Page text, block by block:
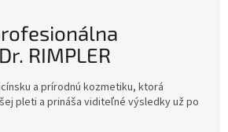
RIMPLER
a prírodnú kozmetiku, ktorá
pleti a prináša viditeľné výsledky už po